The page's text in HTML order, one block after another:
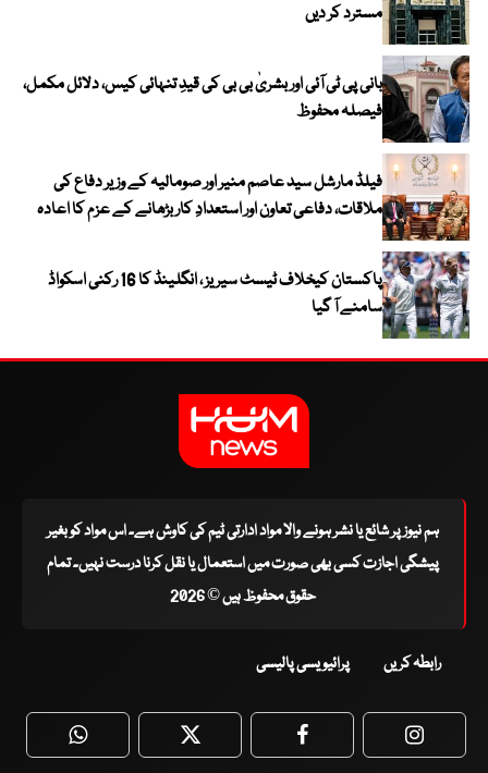
مسترد کر دیں
بانی پی ٹی آئی اور بشریٰ بی بی کی قیدِ تنہائی کیس، دلائل مکمل،
فیصلہ محفوظ
فیلڈ مارشل سید عاصم منیر اور صومالیہ کے وزیر دفاع کی
ملاقات، دفاعی تعاون اور استعدادِ کار بڑھانے کے عزم کا اعادہ
پاکستان کیخلاف ٹیسٹ سیریز ، انگلینڈ کا 16 رکنی اسکواڈ
سامنے آ گیا
ہم نیوز پر شائع یا نشر ہونے والا مواد ادارتی ٹیم کی کاوش ہے۔ اس مواد کو بغیر
پیشگی اجازت کسی بھی صورت میں استعمال یا نقل کرنا درست نہیں۔ تمام
حقوق محفوظ ہیں © 2026
رابطہ کریں پرائیویسی پالیسی
WhatsApp Twitter Facebook